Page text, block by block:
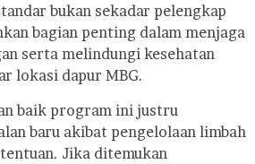
bukan sekadar pelengkap
bagian penting dalam menjaga
serta melindungi kesehatan
lokasi dapur MBG.
baik program ini justru
baru akibat pengelolaan limbah
Jika ditemukan